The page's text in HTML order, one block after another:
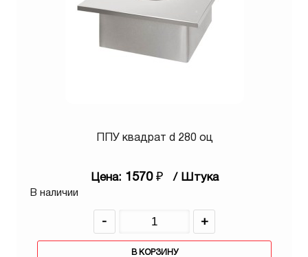
ППУ квадрат d 280 оц
Цена: 1570 ₽ / Штука
В наличии
- +
В КОРЗИНУ